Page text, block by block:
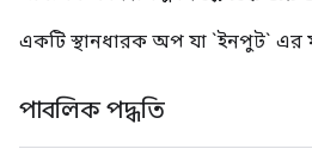
একটি স্থানধারক অপ যা `ইনপুট`
পাবলিক পদ্ধতি